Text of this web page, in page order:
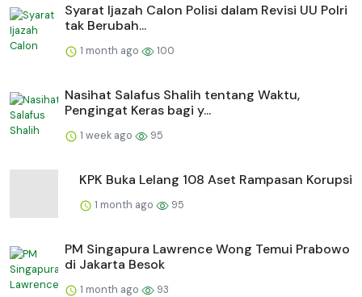
Syarat Ijazah Calon Polisi dalam Revisi UU Polri
tak Berubah...
1 month ago 100
Nasihat Salafus Shalih tentang Waktu,
Pengingat Keras bagi y...
1 week ago 95
KPK Buka Lelang 108 Aset Rampasan Korupsi
1 month ago 95
PM Singapura Lawrence Wong Temui Prabowo
di Jakarta Besok
1 month ago 93